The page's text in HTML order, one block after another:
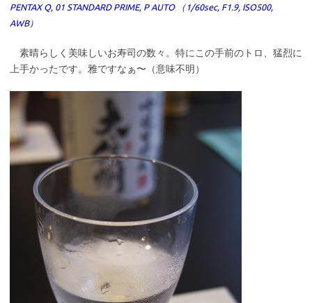
PENTAX Q, 01 STANDARD PRIME, P AUTO （1/60sec, F1.9, ISO500,
AWB）
素晴らしく美味しいお寿司の数々。特にこの手前のトロ、猛烈に
上手かったです。雅ですなぁ〜（意味不明）